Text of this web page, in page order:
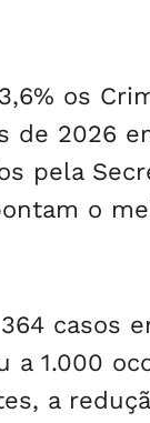
os
de 2026
pela
o
casos
a 1.000
a